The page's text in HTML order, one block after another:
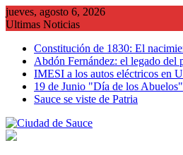
Saltar
al
jueves, agosto 6, 2026
Ultimas Noticias
Constitución de 1830: El
Abdón Fernández: el legado del
IMESI a los autos eléctricos en
19 de Junio "Día de los Abuelos"
Sauce se viste de Patria